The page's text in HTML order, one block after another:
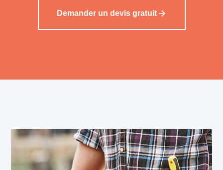
Demander un devis gratuit